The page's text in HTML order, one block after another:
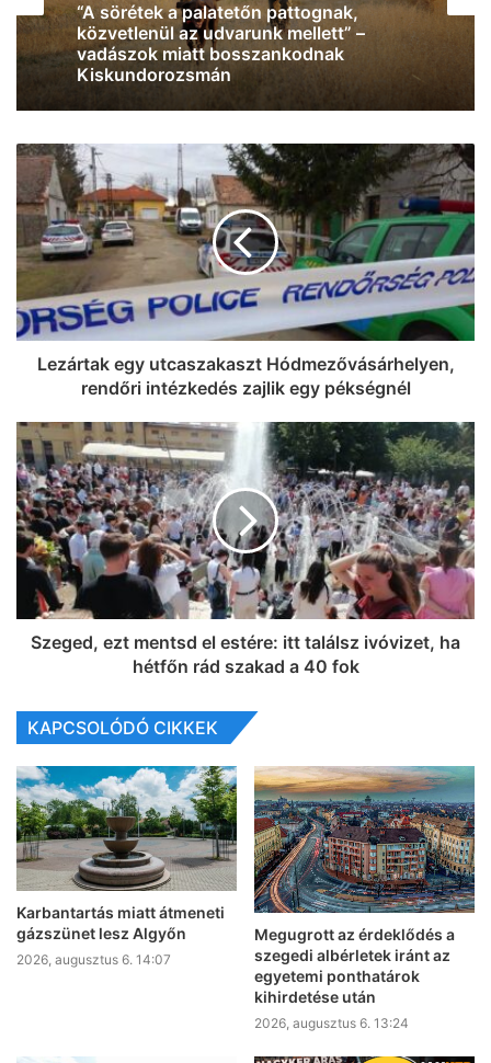
Verekedés tört ki Hódmezővásárhely
központjában: az egyik férfi többször is
megütötte, majd a fémkorlátnak csapta
a másikat
Lezártak egy utcaszakaszt Hódmezővásárhelyen,
rendőri intézkedés zajlik egy pékségnél
Szeged, ezt mentsd el estére: itt találsz ivóvizet, ha
hétfőn rád szakad a 40 fok
KAPCSOLÓDÓ CIKKEK
Karbantartás miatt átmeneti
gázszünet lesz Algyőn
2026, augusztus 6. 14:07
Megugrott az érdeklődés a
szegedi albérletek iránt az
egyetemi ponthatárok
kihirdetése után
2026, augusztus 6. 13:24